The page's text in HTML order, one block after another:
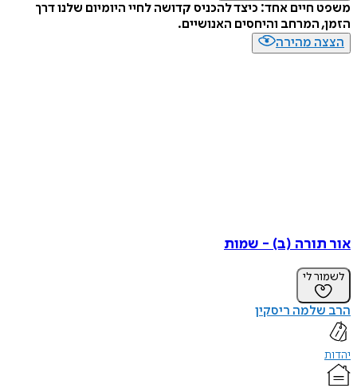
משפט חיים אחד: כיצד להכניס קדושה לחיי היומיום שלנו דרך
הזמן, המרחב והיחסים האנושיים.
הצצה מהירה
אור תורה (ב) - שמות
לשמור לי
הרב שלמה ריסקין
יהדות